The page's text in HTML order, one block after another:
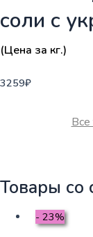
соли с
(Цена за кг.)
3259₽
Товары со
- 23%